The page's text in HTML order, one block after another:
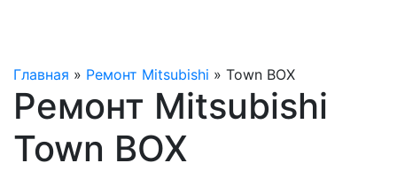
Главная » Ремонт Mitsubishi » Town BOX
Ремонт Mitsubishi
Town BOX